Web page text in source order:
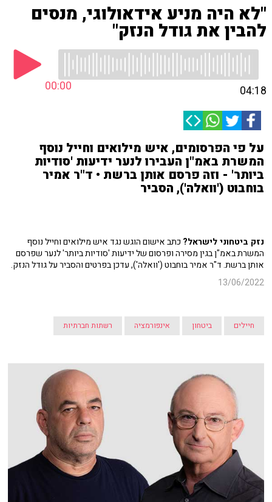
"לא היה מניע אידאולוגי, מנסים
להבין את גודל הנזק"
00:00 04:18
על פי הפרסומים, איש מילואים וחייל נוסף
המשרת באמ"ן העבירו לנער ידיעות 'סודיות
ביותר' - וזה פרסם אותן ברשת • ד"ר אמיר
בוחבוט ('וואלה'), הסביר
נזק ביטחוני לישראל? כתב אישום הוגש נגד איש מילואים וחייל נוסף
המשרת באמ"ן בגין מסירה ופרסום של ידיעות 'סודיות ביותר' לנער שפרסם
אותן ברשת. ד"ר אמיר בוחבוט ('וואלה'), עדכן בפרטים והסביר על גודל הנזק.
13/06/2022
חיילים ביטחון אינפורמציה רשתות חברתיות